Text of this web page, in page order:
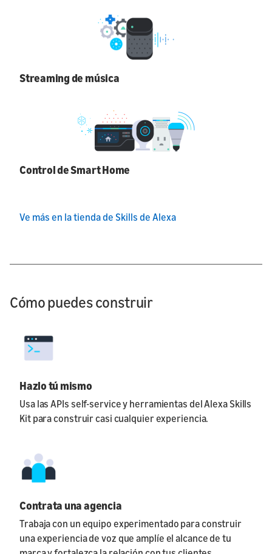
Streaming de música
Control de Smart Home
Ve más en la tienda de Skills de Alexa
Cómo puedes construir
Hazlo tú mismo
Usa las APIs self-service y herramientas del Alexa Skills
Kit para construir casi cualquier experiencia.
Contrata una agencia
Trabaja con un equipo experimentado para construir
una experiencia de voz que amplíe el alcance de tu